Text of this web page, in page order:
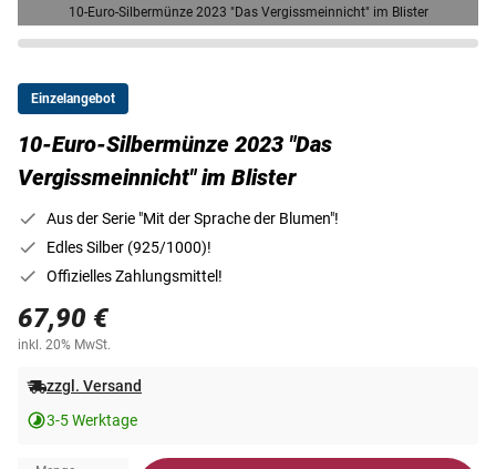
10-Euro-Silbermünze 2023 "Das Vergissmeinnicht" im Blister
Einzelangebot
10-Euro-Silbermünze 2023 "Das
Vergissmeinnicht" im Blister
Aus der Serie "Mit der Sprache der Blumen"!
Edles Silber (925/1000)!
Offizielles Zahlungsmittel!
67,90 €
inkl. 20% MwSt.
zzgl. Versand
3-5 Werktage